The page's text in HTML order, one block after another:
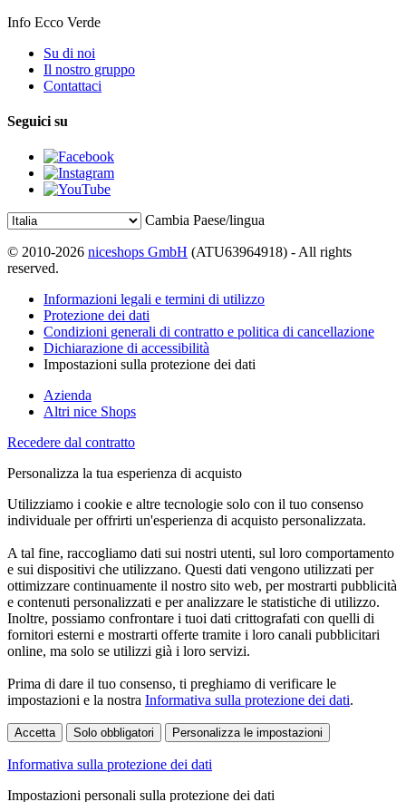
Info Ecco Verde
Su di noi
Il nostro gruppo
Contattaci
Seguici su
Cambia Paese/lingua
© 2010-2026 niceshops GmbH (ATU63964918) - All rights
reserved.
Informazioni legali e termini di utilizzo
Protezione dei dati
Condizioni generali di contratto e politica di cancellazione
Dichiarazione di accessibilità
Impostazioni sulla protezione dei dati
Azienda
Altri nice Shops
Recedere dal contratto
Personalizza la tua esperienza di acquisto
Utilizziamo i cookie e altre tecnologie solo con il tuo consenso
individuale per offrirti un'esperienza di acquisto personalizzata.
A tal fine, raccogliamo dati sui nostri utenti, sul loro comportamento
e sui dispositivi che utilizzano. Questi dati vengono utilizzati per
ottimizzare continuamente il nostro sito web, per mostrarti pubblicità
e contenuti personalizzati e per analizzare le statistiche di utilizzo.
Inoltre, possiamo confrontare i tuoi dati crittografati con quelli di
fornitori esterni e mostrarti offerte tramite i loro canali pubblicitari
online, ma solo se utilizzi già i loro servizi.
Prima di dare il tuo consenso, ti preghiamo di verificare le
impostazioni e la nostra Informativa sulla protezione dei dati.
Accetta Solo obbligatori Personalizza le impostazioni
Informativa sulla protezione dei dati
Impostazioni personali sulla protezione dei dati